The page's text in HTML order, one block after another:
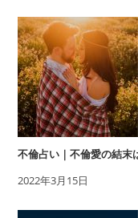
不倫占い｜不倫愛の結末
2022年3月15日